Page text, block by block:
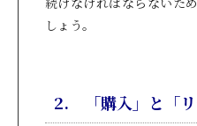
しょう。
2. 「購入」と「リ